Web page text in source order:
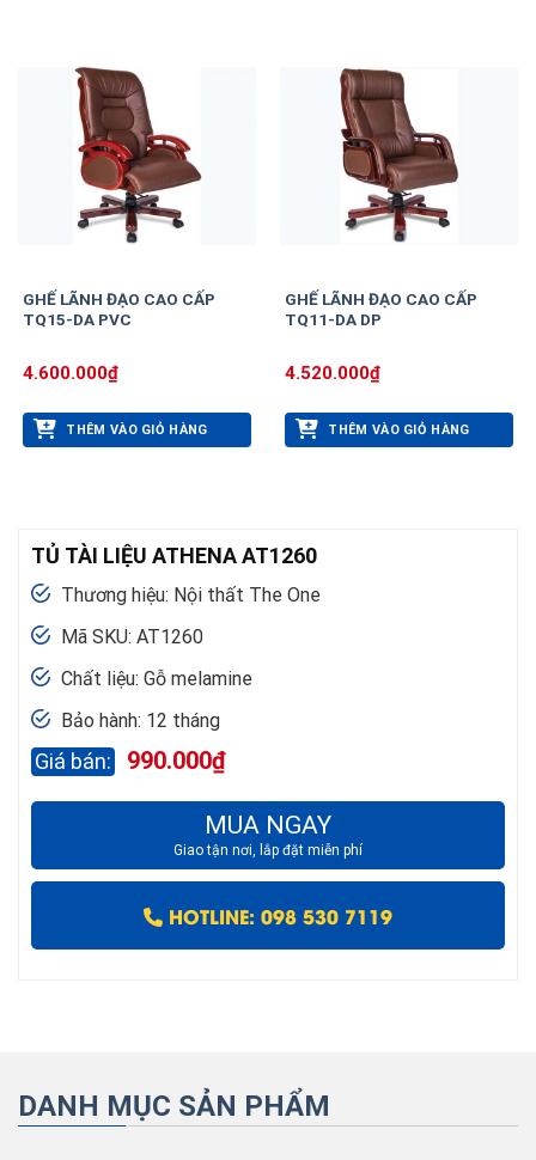
GHẾ LÃNH ĐẠO CAO CẤP
TQ15-DA PVC
4.600.000₫
THÊM VÀO GIỎ HÀNG
GHẾ LÃNH ĐẠO CAO CẤP
TQ11-DA DP
4.520.000₫
THÊM VÀO GIỎ HÀNG
TỦ TÀI LIỆU ATHENA AT1260
Thương hiệu: Nội thất The One
Mã SKU: AT1260
Chất liệu: Gỗ melamine
Bảo hành: 12 tháng
990.000₫
MUA NGAY
Giao tận nơi, lắp đặt miễn phí
HOTLINE: 098 530 7119
DANH MỤC SẢN PHẨM